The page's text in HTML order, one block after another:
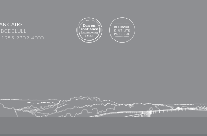
1255 2702 4000